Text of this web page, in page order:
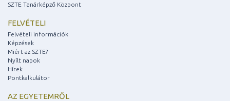
SZTE Tanárképző Központ
FELVÉTELI
Felvételi információk
Képzések
Miért az SZTE?
Nyílt napok
Hírek
Pontkalkulátor
AZ EGYETEMRŐL